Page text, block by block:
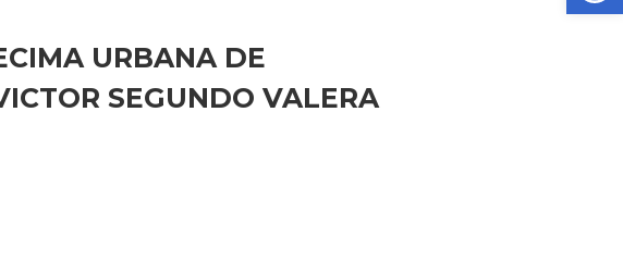
URBANA DE
SEGUNDO VALERA